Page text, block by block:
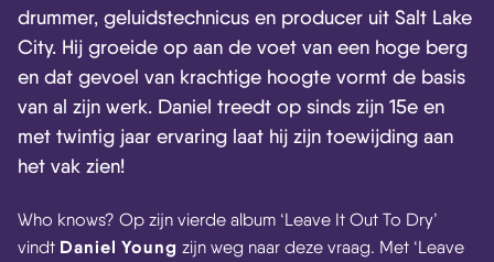
drummer, geluidstechnicus en producer uit Salt Lake
City. Hij groeide op aan de voet van een hoge berg
en dat gevoel van krachtige hoogte vormt de basis
van al zijn werk. Daniel treedt op sinds zijn 15e en
met twintig jaar ervaring laat hij zijn toewijding aan
het vak zien!
Who knows? Op zijn vierde album ‘Leave It Out To Dry’
vindt Daniel Young zijn weg naar deze vraag. Met ‘Leave